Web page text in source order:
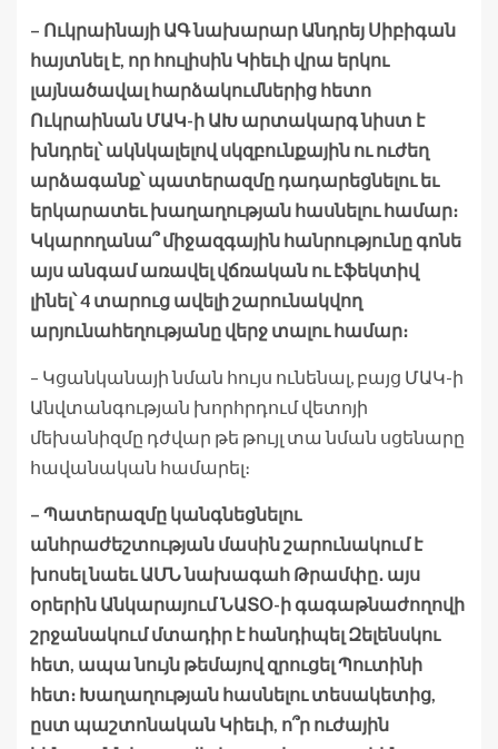
– Ուկրաինայի ԱԳ նախարար Անդրեյ Սիբիգան
հայտնել է, որ հուլիսին Կիեւի վրա երկու
լայնածավալ հարձակումներից հետո
Ուկրաինան ՄԱԿ-ի ԱԽ արտակարգ նիստ է
խնդրել՝ ակնկալելով սկզբունքային ու ուժեղ
արձագանք՝ պատերազմը դադարեցնելու եւ
երկարատեւ խաղաղության հասնելու համար։
Կկարողանա՞ միջազգային հանրությունը գոնե
այս անգամ առավել վճռական ու էֆեկտիվ
լինել՝ 4 տարուց ավելի շարունակվող
արյունահեղությանը վերջ տալու համար։
– Կցանկանայի նման հույս ունենալ, բայց ՄԱԿ-ի
Անվտանգության խորհրդում վետոյի
մեխանիզմը դժվար թե թույլ տա նման սցենարը
հավանական համարել։
– Պատերազմը կանգնեցնելու
անհրաժեշտության մասին շարունակում է
խոսել նաեւ ԱՄՆ նախագահ Թրամփը․ այս
օրերին Անկարայում ՆԱՏՕ-ի գագաթնաժողովի
շրջանակում մտադիր է հանդիպել Զելենսկու
հետ, ապա նույն թեմայով զրուցել Պուտինի
հետ։ Խաղաղության հասնելու տեսակետից,
ըստ պաշտոնական Կիեւի, ո՞ր ուժային